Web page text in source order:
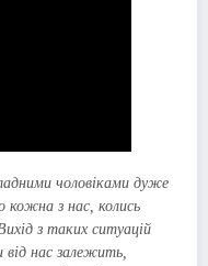
чоловіками дуже
кожна з нас, колись
з таких ситуацій
нас залежить,